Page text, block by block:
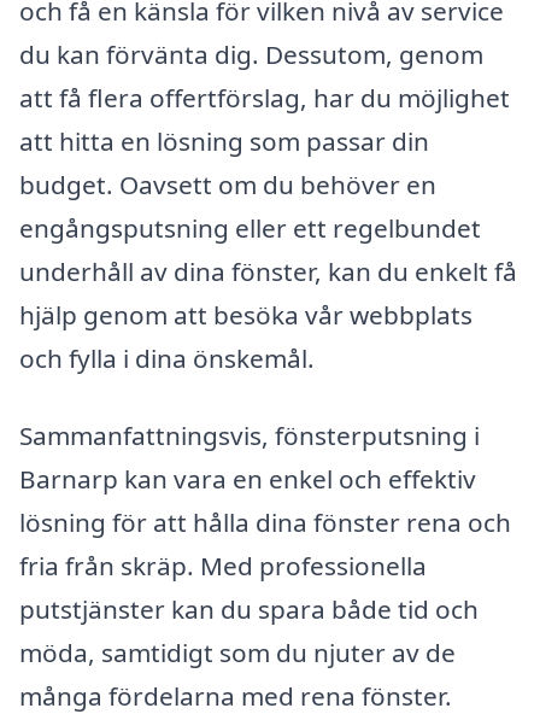
och få en känsla för vilken nivå av service
du kan förvänta dig. Dessutom, genom
att få flera offertförslag, har du möjlighet
att hitta en lösning som passar din
budget. Oavsett om du behöver en
engångsputsning eller ett regelbundet
underhåll av dina fönster, kan du enkelt få
hjälp genom att besöka vår webbplats
och fylla i dina önskemål.
Sammanfattningsvis, fönsterputsning i
Barnarp kan vara en enkel och effektiv
lösning för att hålla dina fönster rena och
fria från skräp. Med professionella
putstjänster kan du spara både tid och
möda, samtidigt som du njuter av de
många fördelarna med rena fönster.